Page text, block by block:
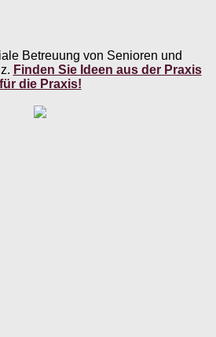
Betreuung von Senioren und
Finden Sie Ideen aus der Praxis
für die Praxis!